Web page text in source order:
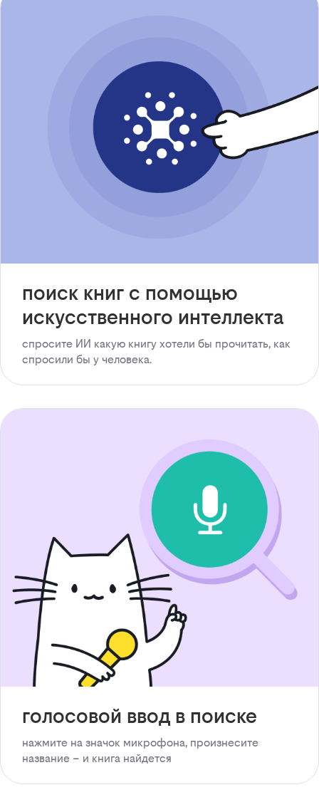
поиск книг с помощью
искусственного интеллекта
спросите ИИ какую книгу хотели бы прочитать, как
спросили бы у человека.
голосовой ввод в поиске
нажмите на значок микрофона, произнесите
название – и книга найдется